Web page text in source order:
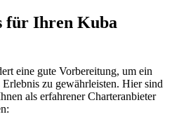
für Ihren Kuba
eine gute Vorbereitung, um ein
Erlebnis zu gewährleisten. Hier sind
als erfahrener Charteranbieter